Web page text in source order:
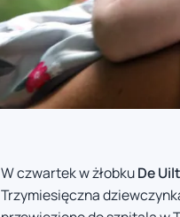
W czwartek w żłobkuDe
Trzymiesięczna